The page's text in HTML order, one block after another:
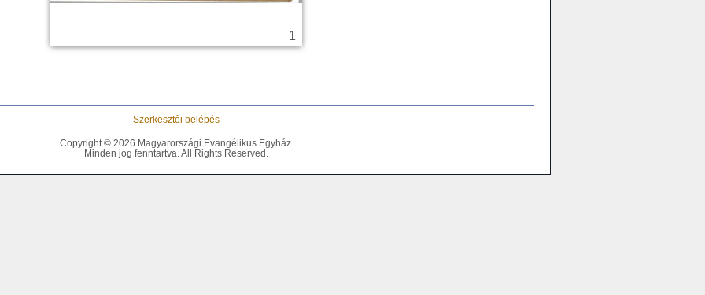
Szerkesztői belépés
Copyright © 2026 Magyarországi Evangélikus Egyház.
Minden jog fenntartva. All Rights Reserved.